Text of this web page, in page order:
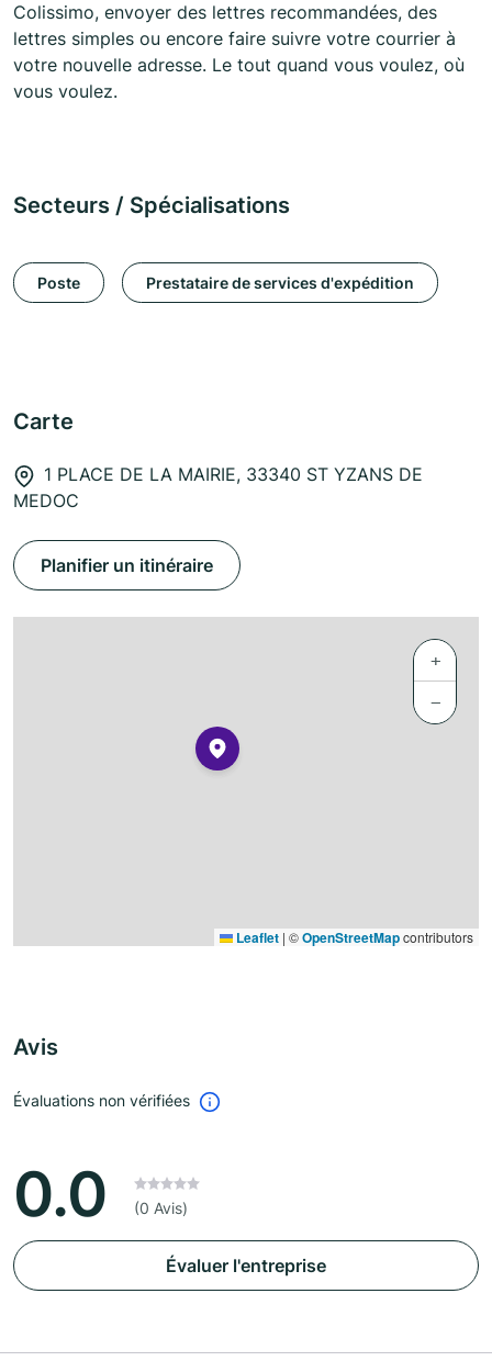
Colissimo, envoyer des lettres recommandées, des
lettres simples ou encore faire suivre votre courrier à
votre nouvelle adresse. Le tout quand vous voulez, où
vous voulez.
Secteurs / Spécialisations
Poste Prestataire de services d'expédition
Carte
1 PLACE DE LA MAIRIE, 33340 ST YZANS DE
MEDOC
Planifier un itinéraire
+
−
Leaflet | ©OpenStreetMapcontributors
Avis
Évaluations non vérifiées
0.0 (0 Avis)
Évaluer l'entreprise